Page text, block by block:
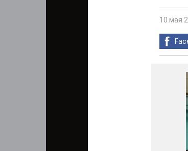
10 мая